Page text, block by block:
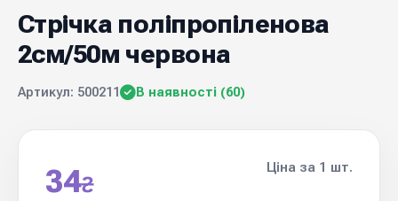
Стрічка поліпропіленова
2см/50м червона
Артикул: 500211 В наявності (60)
34₴
Ціна за 1 шт.